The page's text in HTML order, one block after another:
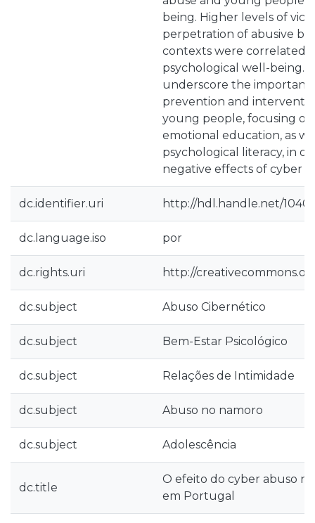
being. Higher levels of
perpetration of abusive
contexts were correlated
psychological well-being.
underscore the
prevention and
young people, focusing
emotional education, as
psychological literacy, in
negative effects of cyber
dc.identifier.uri http://hdl.handle.net/
dc.language.iso por
dc.rights.uri http://
dc.subject Abuso Cibernético
dc.subject Bem-Estar Psicológico
dc.subject Relações de Intimidade
dc.subject Abuso no namoro
dc.subject Adolescência
dc.title
O efeito do cyber abuso
em Portugal